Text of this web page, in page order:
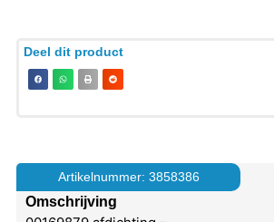
Deel dit product
Artikelnummer: 3858386
Omschrijving